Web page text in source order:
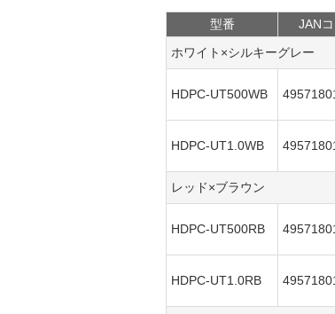
型番 JAN
ホワイト×シルキーグレー
HDPC-UT500WB
HDPC-UT1.0WB
レッド×ブラウン
HDPC-UT500RB
HDPC-UT1.0RB